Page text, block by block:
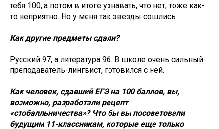
тебя 100, а потом в итоге узнавать, что нет, тоже как-
то неприятно. Но у меня так звезды сошлись.
Как другие предметы сдали?
Русский 97, а литература 96. В школе очень сильный
преподаватель-лингвист, готовился с ней.
Как человек, сдавший ЕГЭ на 100 баллов, вы,
возможно, разработали рецепт
«стобалльничества»? Что бы вы посоветовали
будущим 11-классникам, которые еще только